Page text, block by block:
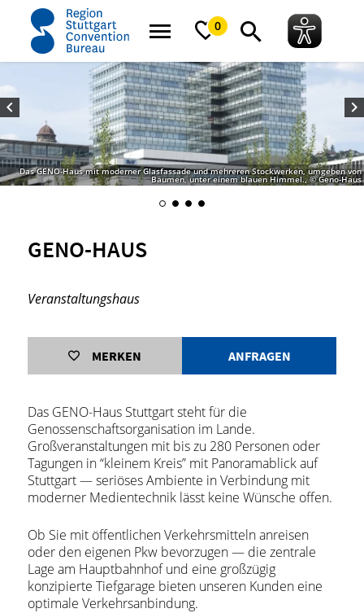
0
Startseite GENO-Haus
Das GENO-Haus mit moderner Glasfassade und mehreren Stockwerken, umgeben von
Bäumen, unter einem blauen Himmel., © Geno-Haus
GENO-HAUS
Veranstaltungshaus
MERKEN ANFRAGEN
Das GENO-Haus Stuttgart steht für die
Genossenschaftsorganisation im Lande.
Großveranstaltungen mit bis zu 280 Personen oder
Tagungen in “kleinem Kreis” mit Panoramablick auf
Stuttgart — seriöses Ambiente in Verbindung mit
moderner Medientechnik lässt keine Wünsche offen.
Ob Sie mit öffentlichen Verkehrsmitteln anreisen
oder den eigenen Pkw bevorzugen — die zentrale
Lage am Hauptbahnhof und eine großzügig
konzipierte Tiefgarage bieten unseren Kunden eine
optimale Verkehrsanbindung.